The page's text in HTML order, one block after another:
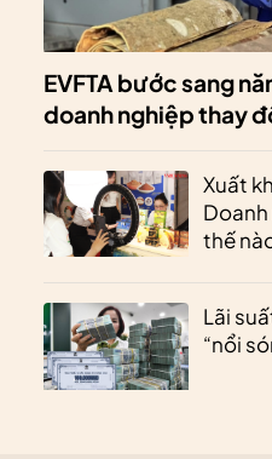
EVFTA bước sang
doanh nghiệp thay
Xuất
thế
Lãi
“nổi